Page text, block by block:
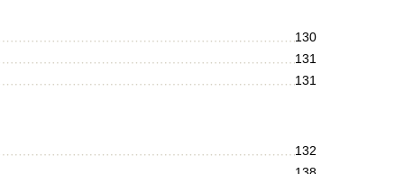
130
131
131
132